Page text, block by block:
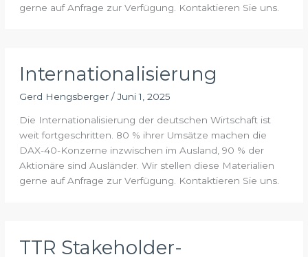
gerne auf Anfrage zur Verfügung. Kontaktieren Sie uns.
Internationalisierung
Gerd Hengsberger /Juni 1, 2025
Die Internationalisierung der deutschen Wirtschaft ist
weit fortgeschritten. 80 % ihrer Umsätze machen die
DAX-40-Konzerne inzwischen im Ausland, 90 % der
Aktionäre sind Ausländer. Wir stellen diese Materialien
gerne auf Anfrage zur Verfügung. Kontaktieren Sie uns.
TTR Stakeholder-